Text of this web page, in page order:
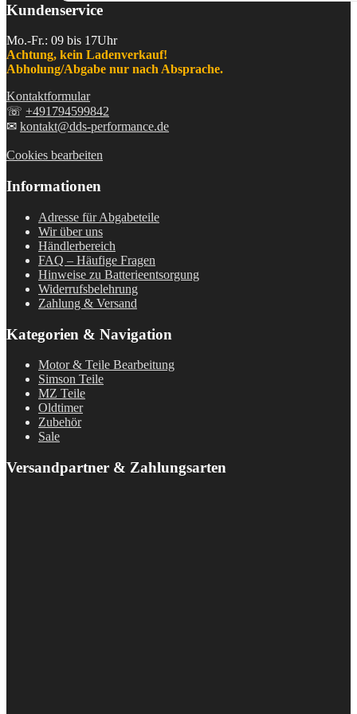
Kundenservice
Mo.-Fr.: 09 bis 17Uhr
Achtung, kein Ladenverkauf!
Abholung/Abgabe nur nach Absprache.
Kontaktformular
☏ +491794599842
✉ kontakt@dds-performance.de
Cookies bearbeiten
Informationen
Adresse für Abgabeteile
Wir über uns
Händlerbereich
FAQ – Häufige Fragen
Hinweise zu Batterieentsorgung
Widerrufsbelehrung
Zahlung & Versand
Kategorien & Navigation
Motor & Teile Bearbeitung
Simson Teile
MZ Teile
Oldtimer
Zubehör
Sale
Versandpartner & Zahlungsarten